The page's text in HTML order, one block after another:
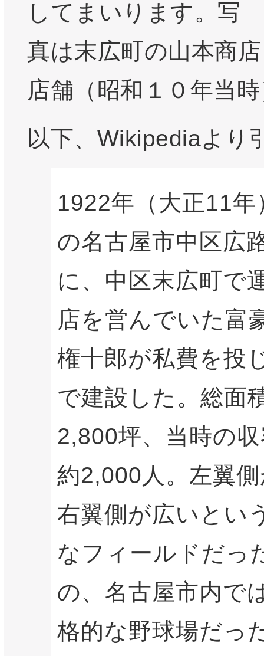
してまいります。写
真は末広町の山本商店
店舗（昭和１０年当
以下、Wikipediaより
1922年（大正11年
の名古屋市中区広
に、中区末広町で
店を営んでいた富
権十郎が私費を投
で建設した。総面
2,800坪、当時の
約2,000人。左翼
右翼側が広いとい
なフィールドだっ
の、名古屋市内で
格的な野球場だっ